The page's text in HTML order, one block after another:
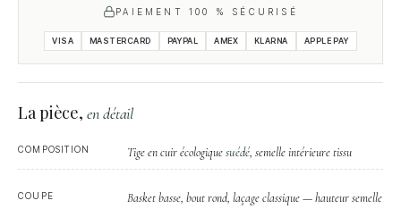
PAIEMENT 100 % SÉCURISÉ
VISA MASTERCARD PAYPAL AMEX KLARNA APPLE PAY
La pièce,en détail
COMPOSITION Tige en cuir écologiquesuédé, semelle intérieure tissu
COUPE Basket basse, bout rond, laçage classique — hauteur semelle